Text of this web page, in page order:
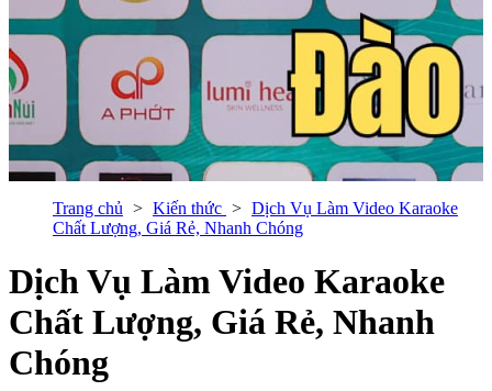
Trang chủ Kiến thức
Dịch Vụ Làm Video Karaoke
Chất Lượng, Giá Rẻ, Nhanh Chóng
Dịch Vụ Làm Video Karaoke
Chất Lượng, Giá Rẻ, Nhanh
Chóng